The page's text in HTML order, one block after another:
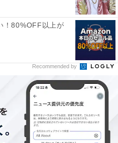
Fujioka藤岡靛 (@tfjok)
」さんでした。福島県生ま
デルの活動をスタート。
し、日本での活動は2011年
す。映画『鋼の錬金術師』
！80%OFF以上が
Recommended by